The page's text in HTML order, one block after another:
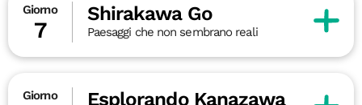
Giorno
7
Shirakawa Go
Paesaggi che non sembrano reali
Giorno Esplorando Kanazawa